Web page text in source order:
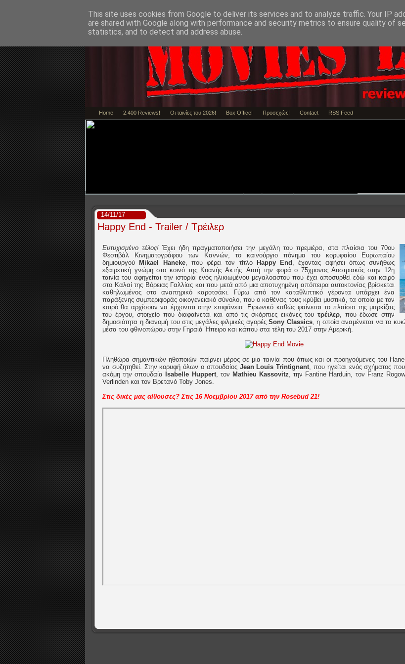
Home 2.400 Reviews! Οι ταινίες του 2026! Box Office! Προσεχώς! Contact RSS Feed
14/11/17
Happy End - Trailer / Τρέιλερ
Ευτυχισμένο τέλος!Έχει ήδη πραγματοποιήσει την μεγάλη του πρεμιέρα, στα πλαίσια του 70ου
Φεστιβάλ Κινηματογράφου των Καννών, το καινούργιο πόνημα του κορυφαίου Ευρωπαίου
δημιουργού
Mikael Haneke, που φέρει τον τίτλο Happy End , έχοντας αφήσει όπως συνήθως
εξαιρετική γνώμη στο κοινό της Κυανής Ακτής. Αυτή την φορά ο 75χρονος Αυστριακός στην 12η
ταινία του αφηγείται την ιστορία ενός ηλικιωμένου μεγαλοαστού που έχει αποσυρθεί εδώ και καιρό
στο Καλαί της Βόρειας Γαλλίας και που μετά από μια αποτυχημένη απόπειρα αυτοκτονίας βρίσκεται
καθηλωμένος στο αναπηρικό καροτσάκι. Γύρω από τον καταθλιπτικό γέροντα υπάρχει ένα
παράξενης συμπεριφοράς οικογενειακό σύνολο, που ο καθένας τους κρύβει μυστικά, τα οποία με τον
καιρό θα αρχίσουν να έρχονται στην επιφάνεια. Ειρωνικό καθώς φαίνεται το πλαίσιο της μαρκίζας
του έργου, στοιχείο που διαφαίνεται και από τις σκόρπιες εικόνες τουτρέιλερ, που έδωσε στην
δημοσιότητα η διανομή του στις μεγάλες φιλμικές αγορές Sony Classics, η οποία αναμένεται να το
μέσα του φθινοπώρου στην Γηραιά Ήπειρο και κάπου στα τέλη του 2017 στην Αμερική.
Πληθώρα σημαντικών ηθοποιών παίρνει μέρος σε μια ταινία που όπως και οι προηγούμενες του
να συζητηθεί. Στην κορυφή όλων ο σπουδαίος Jean Louis Trintignant, που ηγείται ενός σχήματος
ακόμη την σπουδαία
Isabelle Huppert, τον Mathieu Kassovitz, την Fantine Harduin, τον Franz
Verlinden και τον Βρετανό Toby Jones.
Στις δικές μας αίθουσες? Στις 16 Νοεμβρίου 2017 από την Rosebud 21!
This site uses cookies from Google to deliver its services and to analyze traffic. Your IP
are shared with Google along with performance and security metrics to ensure quality of
statistics, and to detect and address abuse.